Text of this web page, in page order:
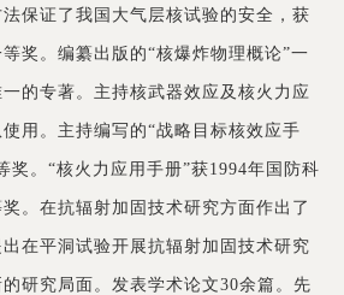
保证了我国大气层核试验的安全，获
奖。编纂出版的“核爆炸物理概论”一
的专著。主持核武器效应及核火力应
用。主持编写的“战略目标核效应手
奖。“核火力应用手册”获1994年国防科
。在抗辐射加固技术研究方面作出了
在平洞试验开展抗辐射加固技术研究
研究局面。发表学术论文30余篇。先